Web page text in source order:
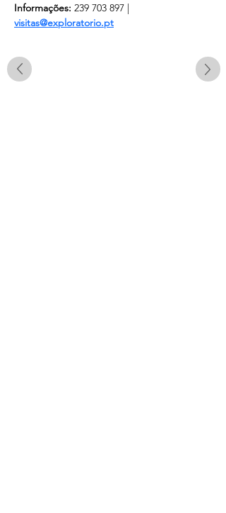
Informações: 239 703 897 |
visitas@exploratorio.pt